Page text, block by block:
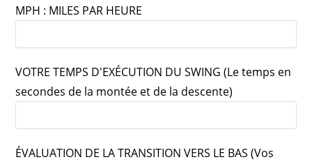
MPH : MILES PAR HEURE
VOTRE TEMPS D'EXÉCUTION DU SWING (Le temps en
secondes de la montée et de la descente)
ÉVALUATION DE LA TRANSITION VERS LE BAS (Vos